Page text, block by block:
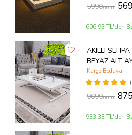
5990,00 TL
606,93 TL'den
AKILLI
BEYAZ ALT
Kargo Bedava
9699,00 TL
933,33 TL'den